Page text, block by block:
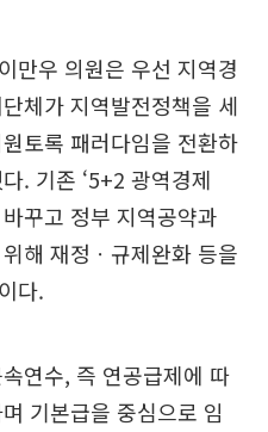
만우 의원은 우선 지역경
체가 지역발전정책을 세
토록 패러다임을 전환하
. 기존 ‘5+2 광역경제
꾸고 정부 지역공약과
해 재정ㆍ규제완화 등을
다.
연수, 즉 연공급제에 따
기본급을 중심으로 임